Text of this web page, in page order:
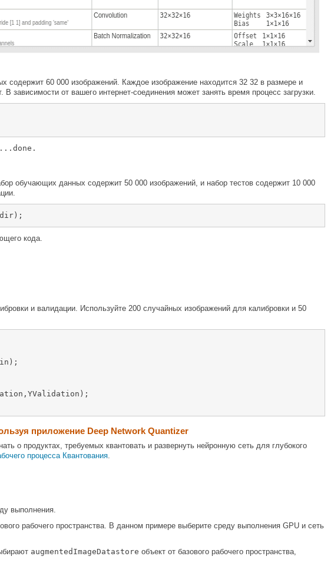
содержит 60 000 изображений. Каждое изображение находится 32 32 в размере и
зависимости от вашего интернет-соединения может занять время процесс загрузки.
обучающих данных содержит 50 000 изображений, и набор тестов содержит 10 000
кода.
и валидации. Используйте 200 случайных изображений для калибровки и 50
приложение Deep Network Quantizer
о продуктах, требуемых квантовать и развернуть нейронную сеть для глубокого
процесса Квантования.
выполнения.
рабочего пространства. В данном примере выберите среду выполнения GPU и сеть
augmentedImageDatastore объект от базового рабочего пространства,